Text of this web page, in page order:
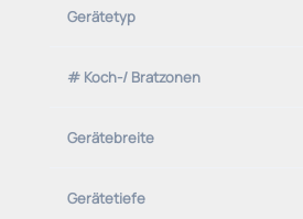
-Mehrstufiges Grillen mit
- ROBATA
Gerätetyp
# Koch-/ Bratzonen
Gerätebreite
Gerätetiefe